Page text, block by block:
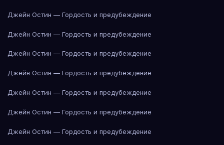
Джейн Остин — Гордость и предубеждение
Джейн Остин — Гордость и предубеждение
Джейн Остин — Гордость и предубеждение
Джейн Остин — Гордость и предубеждение
Джейн Остин — Гордость и предубеждение
Джейн Остин — Гордость и предубеждение
Джейн Остин — Гордость и предубеждение